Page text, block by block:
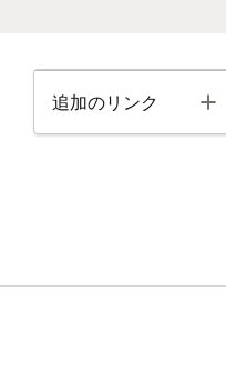
追加のリンク